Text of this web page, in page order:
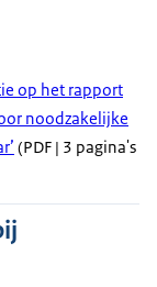
op het rapport
noodzakelijke
(PDF | 3 pagina's